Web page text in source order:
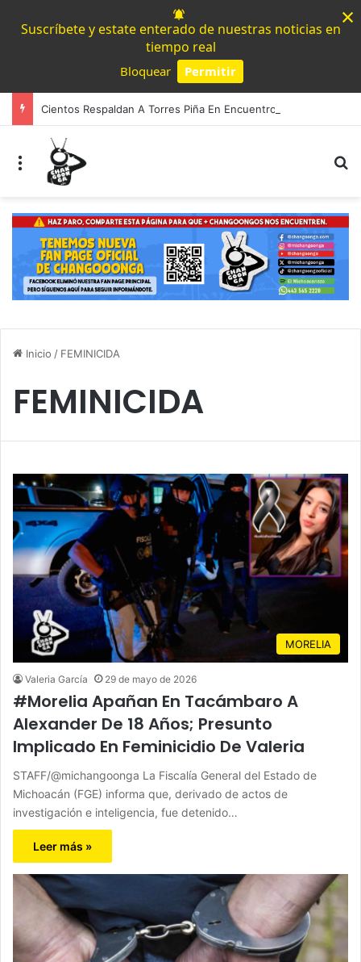
Suscríbete y estate enterado de nuestras noticias en
tiempo real
Bloquear Permitir
×
Menú
Inicio / FEMINICIDA
FEMINICIDA
MORELIA
Valeria García 29 de mayo de 2026
#Morelia Apañan En Tacámbaro A
Alexander De 18 Años; Presunto
Implicado En Feminicidio De Valeria
STAFF/@michangoonga La Fiscalía General del Estado de
Michoacán (FGE) informa que, derivado de actos de
investigación e inteligencia, fue detenido…
Leer más »